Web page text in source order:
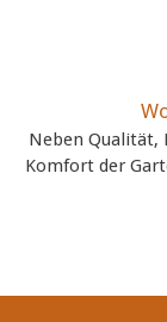
Neben Qualität,
Komfort der